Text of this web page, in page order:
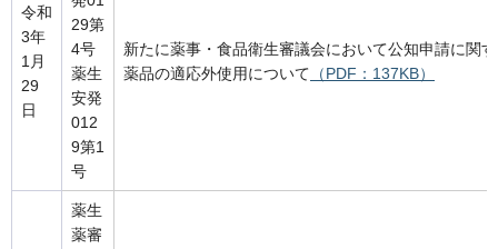
令和
3年
1月
29
日
29第
4号
薬生
安発
012
9第1
号
新たに薬事・食品衛生審議会において公知申請に関
薬品の適応外使用について （PDF：137KB）
薬生
薬審